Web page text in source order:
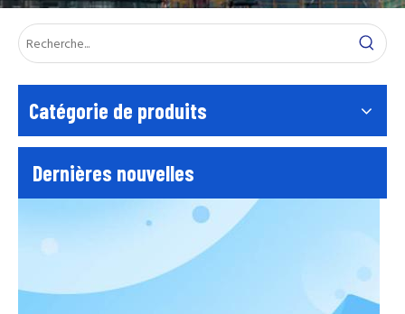
Catégorie de produits
Dernières nouvelles